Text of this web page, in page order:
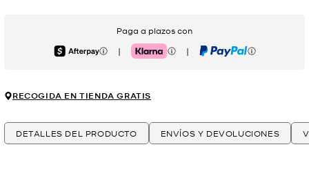
Paga a plazos con
Afterpay | Klarna | PayPal
RECOGIDA EN TIENDA GRATIS
DETALLES DEL PRODUCTO ENVÍOS Y DEVOLUCIONES